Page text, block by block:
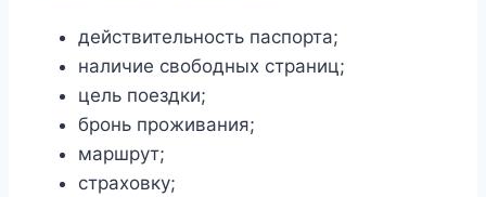
действительность паспорта;
наличие свободных страниц;
цель поездки;
бронь проживания;
маршрут;
страховку;